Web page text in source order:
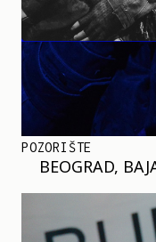
POZORIŠTE
BEOGRAD,